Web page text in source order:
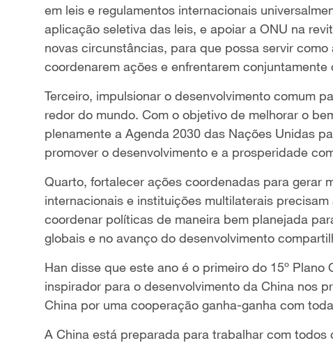
em leis e regulamentos internacionais
aplicação seletiva das leis, e apoiar a ONU na
novas circunstâncias, para que possa servir
coordenarem ações e enfrentarem conjuntamente
Terceiro, impulsionar o desenvolvimento comum
redor do mundo. Com o objetivo de melhorar o
plenamente a Agenda 2030 das Nações Unidas
promover o desenvolvimento e a prosperidade
Quarto, fortalecer ações coordenadas para gerar
internacionais e instituições multilaterais
coordenar políticas de maneira bem planejada
globais e no avanço do desenvolvimento
Han disse que este ano é o primeiro do 15º
inspirador para o desenvolvimento da China nos
China por uma cooperação ganha-ganha com
A China está preparada para trabalhar com